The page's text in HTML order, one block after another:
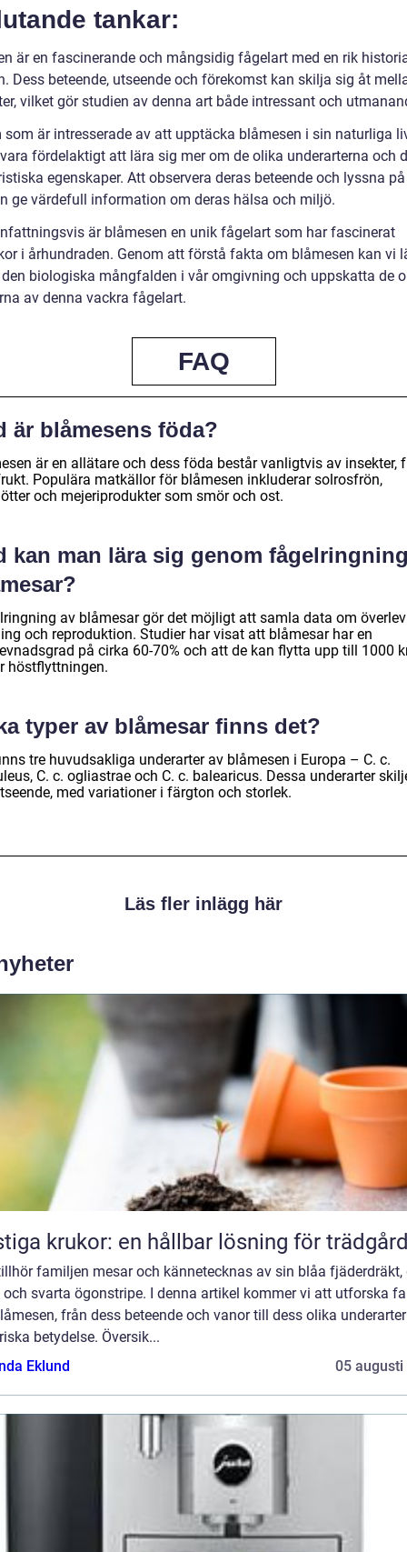
tankar:
är en fascinerande och mångsidig fågelart med en rik
Dess beteende, utseende och förekomst kan skilja sig åt
vilket gör studien av denna art både intressant och
som är intresserade av att upptäcka blåmesen i sin naturliga
fördelaktigt att lära sig mer om de olika underarterna och
egenskaper. Att observera deras beteende och lyssna
ge värdefull information om deras hälsa och miljö.
är blåmesen en unik fågelart som har fascinerat
i århundraden. Genom att förstå fakta om blåmesen kan vi
biologiska mångfalden i vår omgivning och uppskatta de
av denna vackra fågelart.
FAQ
är blåmesens föda?
är en allätare och dess föda består vanligtvis av insekter,
Populära matkällor för blåmesen inkluderar solrosfrön,
och mejeriprodukter som smör och ost.
kan man lära sig genom
av blåmesar gör det möjligt att samla data om
och reproduktion. Studier har visat att blåmesar har en
på cirka 60-70% och att de kan flytta upp till 1000
höstflyttningen.
typer av blåmesar finns det?
tre huvudsakliga underarter av blåmesen i Europa – C. c.
C. c. ogliastrae och C. c. balearicus. Dessa underarter
med variationer i färgton och storlek.
Läs fler inlägg här
krukor: en hållbar lösning för
familjen mesar och kännetecknas av sin blåa fjäderdräkt,
och svarta ögonstripe. I denna artikel kommer vi att utforska
från dess beteende och vanor till dess olika
betydelse. Översik...
Eklund
05 augusti